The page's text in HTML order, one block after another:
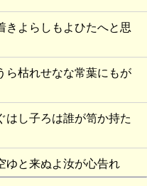
きよらしもよひたへと思
ら枯れせなな常葉にもが
はし子ろは誰が笥か持た
ゆと来ぬよ汝が心告れ